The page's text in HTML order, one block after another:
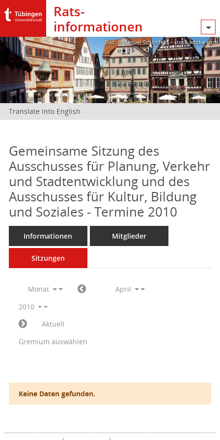
Rats­
informationen
Bild: @Manuel Schönfeld – stock.adobe.com
Translate into English
Gemeinsame Sitzung des
Ausschusses für Planung, Verkehr
und Stadtentwicklung und des
Ausschusses für Kultur, Bildung
und Soziales - Termine 2010
Informationen Mitglieder
Sitzungen
Monat
April
2010
Aktuell
Gremium auswählen
Keine Daten gefunden.